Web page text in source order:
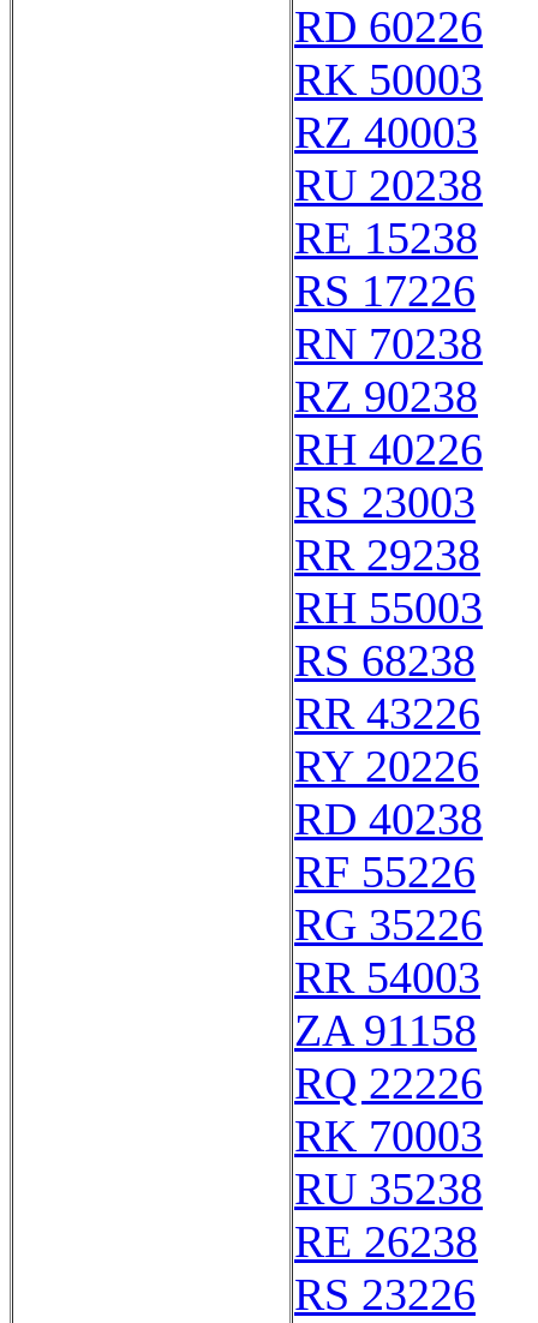
RD 60226
RK 50003
RZ 40003
RU 20238
RE 15238
RS 17226
RN 70238
RZ 90238
RH 40226
RS 23003
RR 29238
RH 55003
RS 68238
RR 43226
RY 20226
RD 40238
RF 55226
RG 35226
RR 54003
ZA 91158
RQ 22226
RK 70003
RU 35238
RE 26238
RS 23226